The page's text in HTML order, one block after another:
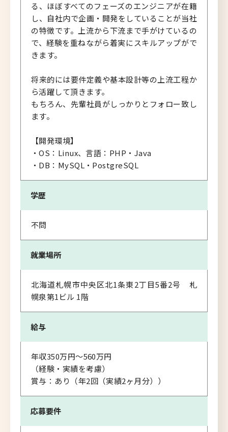
る、ほぼすべてのフェーズのエンジニアが在籍
し、自社内で企画・開発をしていることが当社
の特徴です。上流から下流まで手がけているの
で、経験を重ねながら着実にスキルアップがで
きます。
将来的には要件定義や基本設計等の上流工程か
ら活躍して頂きます。
もちろん、先輩社員がしっかりとフォロー致し
ます。
【開発環境】
・OS：Linux、言語：PHP・Java
・DB：MySQL・PostgreSQL
学歴
不問
就業場所
北海道札幌市中央区北1条東2丁目5番2号 札
幌泉第1ビル 1階
給与
年収350万円～560万円
（経験・実績を考慮）
賞与：あり（年2回（実績2ヶ月分））
応募要件